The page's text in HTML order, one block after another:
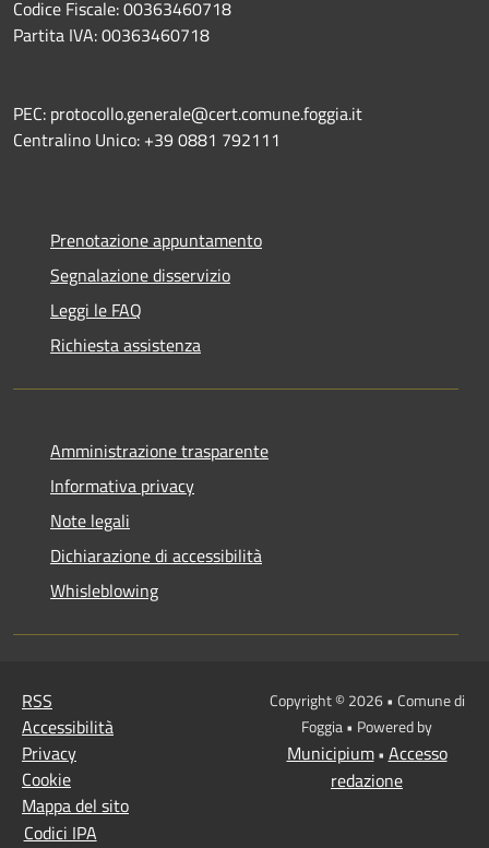
Codice Fiscale: 00363460718
Partita IVA: 00363460718
PEC: protocollo.generale@cert.comune.foggia.it
Centralino Unico: +39 0881 792111
Prenotazione appuntamento
Segnalazione disservizio
Leggi le FAQ
Richiesta assistenza
Amministrazione trasparente
Informativa privacy
Note legali
Dichiarazione di accessibilità
Whisleblowing
RSS
Accessibilità
Privacy
Cookie
Mappa del sito
Codici IPA
Copyright © 2026 • Comune di
Foggia • Powered by
Municipium• Accesso
redazione